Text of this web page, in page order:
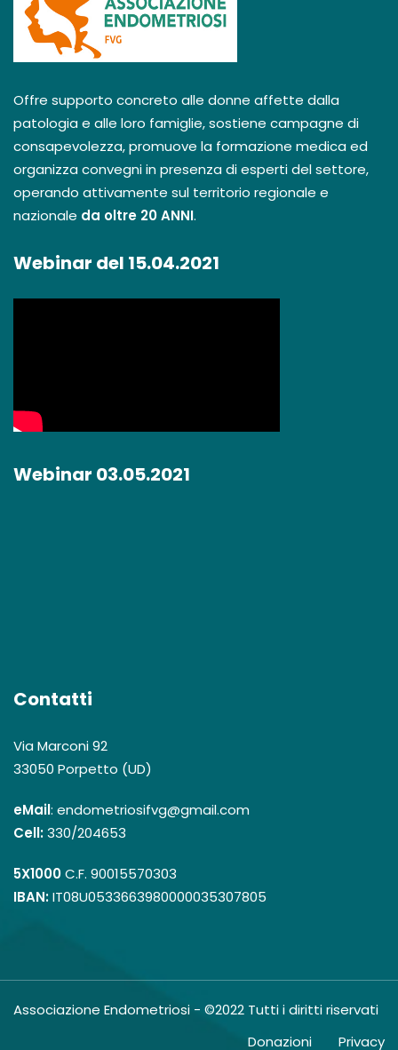
Offre supporto concreto alle donne affette dalla
patologia e alle loro famiglie, sostiene campagne di
consapevolezza, promuove la formazione medica ed
organizza convegni in presenza di esperti del settore,
operando attivamente sul territorio regionale e
nazionale da oltre 20 ANNI.
Webinar del 15.04.2021
Webinar 03.05.2021
Contatti
Via Marconi 92
33050 Porpetto (UD)
eMail: endometriosifvg@gmail.com
Cell:330/204653
5X1000C.F. 90015570303
IBAN:IT08U0533663980000035307805
Associazione Endometriosi - ©2022 Tutti i diritti riservati
Donazioni
Privacy